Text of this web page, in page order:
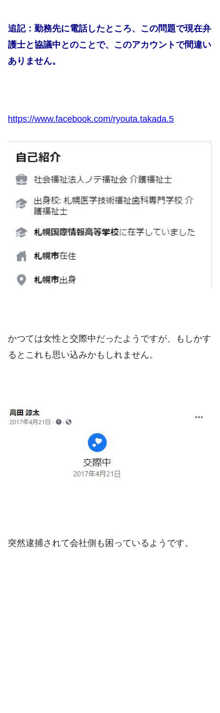
追記：勤務先に電話したところ、この問題で現在弁
護士と協議中とのことで、このアカウントで間違い
ありません。
https://www.facebook.com/ryouta.takada.5
かつては女性と交際中だったようですが、もしかす
るとこれも思い込みかもしれません。
突然逮捕されて会社側も困っているようです。